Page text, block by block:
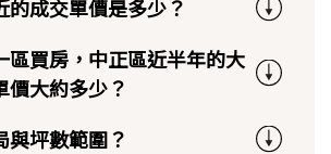
的成交單價是多少？
區買房，中正區近半年的大
價大約多少？
與坪數範圍？